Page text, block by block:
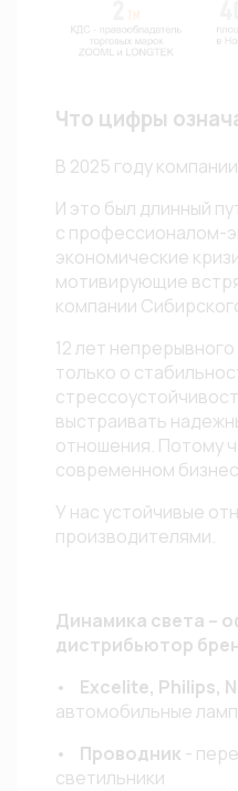
Что цифры
В 2025 году
И это был длинный
с профессионалом-
экономические
мотивирующие
компании
12 лет
только о
выстраивать
отношения. Потому
современном
У нас устойчивые
производителями.
Динамика света –
дистрибьютор
•
Excelite, Philips,
автомобильные
• Проводник -
светильники